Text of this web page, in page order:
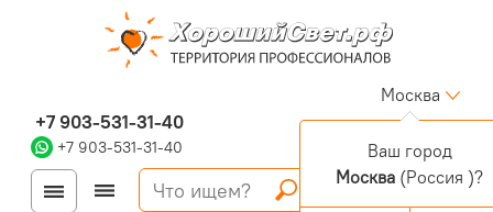
+7 903-531-31-40
+7 903-531-31-40
Москва
Войти
Регистрация
Корзина
0 позиций
Ваш город
Москва (Россия )?